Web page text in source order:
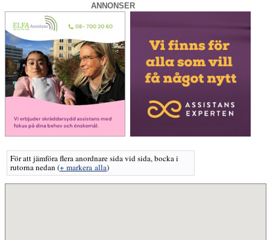
ANNONSER
För att jämföra flera anordnare sida vid sida, bocka i
rutorna nedan(+ markera alla)